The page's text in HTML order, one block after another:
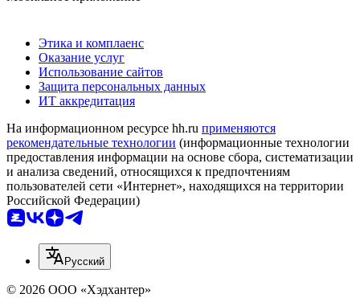
Этика и комплаенс
Оказание услуг
Использование сайтов
Защита персональных данных
ИТ аккредитация
На информационном ресурсе hh.ru применяются
рекомендательные технологии (информационные технологии
предоставления информации на основе сбора, систематизации
и анализа сведений, относящихся к предпочтениям
пользователей сети «Интернет», находящихся на территории
Российской Федерации)
Русский
© 2026 ООО «Хэдхантер»